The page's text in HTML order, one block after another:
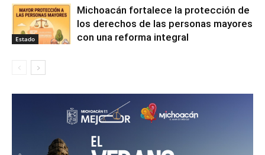
Estado
Michoacán fortalece la protección de
los derechos de las personas mayores
con una reforma integral